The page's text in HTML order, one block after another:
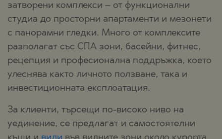
затворени комплекси – от функционални
студиа до просторни апартаменти и мезонети
с панорамни гледки. Много от комплексите
разполагат със СПА зони, басейни, фитнес,
рецепция и професионална поддръжка, което
улеснява както личното ползване, така и
инвестиционната експлоатация.
За клиенти, търсещи по-високо ниво на
уединение, се предлагат и самостоятелни